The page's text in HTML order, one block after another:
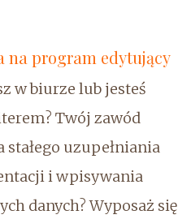
na program edytujący
w biurze lub jesteś
Twój zawód
stałego uzupełniania
i wpisywania
danych? Wyposaż się